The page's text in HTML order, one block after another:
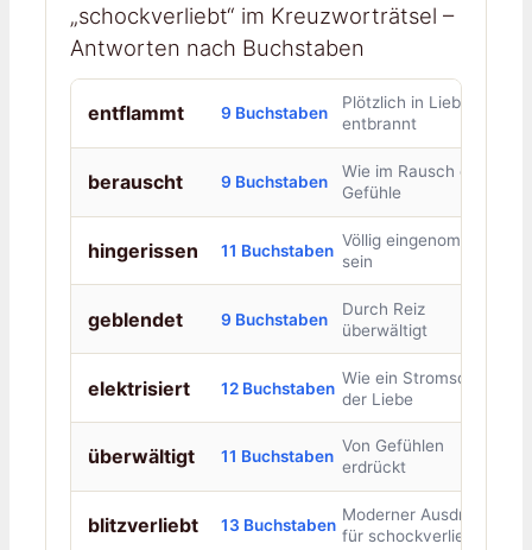
„schockverliebt“ im Kreuzworträtsel –
Antworten nach Buchstaben
entflammt 9 Buchstaben
Plötzlich in Liebe
entbrannt
berauscht 9 Buchstaben
Wie im Rausch der
Gefühle
hingerissen 11 Buchstaben
Völlig eingenommen
sein
geblendet 9 Buchstaben
Durch Reiz
überwältigt
elektrisiert 12 Buchstaben
Wie ein Stromschlag
der Liebe
überwältigt 11 Buchstaben
Von Gefühlen
erdrückt
blitzverliebt 13 Buchstaben
Moderner Ausdruck
für schockverliebt